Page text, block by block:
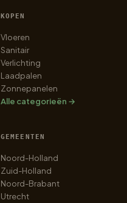
KOPEN
Vloeren
Sanitair
Verlichting
Laadpalen
Zonnepanelen
Alle categorieën →
GEMEENTEN
Noord-Holland
Zuid-Holland
Noord-Brabant
Utrecht